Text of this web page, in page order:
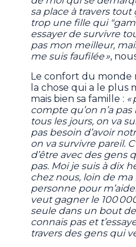
sa place à travers tout
trop une fille qui
essayer de survivre
pas mon meilleur,
me suis faufilée »,
Le confort du monde
la chose qui a le plus
mais bien sa famille : «
compte qu’on n’a
tous les jours, on va
pas besoin d’avoir
on va survivre pareil.
d’être avec des gens
pas. Moi je suis à dix
chez nous, loin de ma
personne pour
veut gagner le 100
seule dans un bout
connais pas et
travers des gens qui